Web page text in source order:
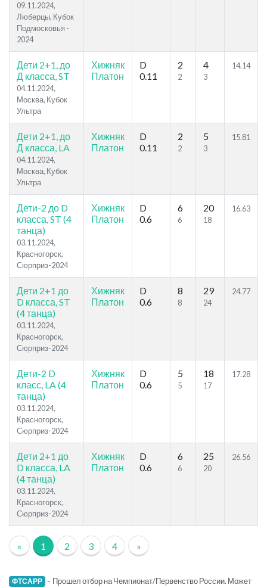
09.11.2024,
Люберцы, Кубок
Подмосковья -
2024
Дети 2+1, до
Д класса, ST
04.11.2024,
Москва, Кубок
Ультра
Хижняк
Платон
D
0.11
2
2
4
3
14.14
Дети 2+1, до
Д класса, LA
04.11.2024,
Москва, Кубок
Ультра
Хижняк
Платон
D
0.11
2
2
5
3
15.81
Дети-2 до D
класса, ST (4
танца)
03.11.2024,
Красногорск,
Сюрприз-2024
Хижняк
Платон
D
0.6
6
6
20
18
16.63
Дети 2+1 до
D класса, ST
(4 танца)
03.11.2024,
Красногорск,
Сюрприз-2024
Хижняк
Платон
D
0.6
8
8
29
24
24.77
Дети-2 D
класс, LA (4
танца)
03.11.2024,
Красногорск,
Сюрприз-2024
Хижняк
Платон
D
0.6
5
5
18
17
17.28
Дети 2+1 до
D класса, LA
(4 танца)
03.11.2024,
Красногорск,
Сюрприз-2024
Хижняк
Платон
D
0.6
6
6
25
20
26.56
« 1 2 3 4 »
ФТСАРР - Прошел отбор на Чемпионат/Первенство России. Может